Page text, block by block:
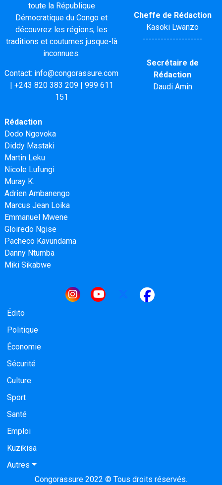
toute la République
Démocratique du Congo et
découvrez les régions, les
traditions et coutumes jusque-là
inconnues.
Contact: info@congorassure.com
| +243 820 383 209| 999 611
151
Cheffe de Rédaction
Kasoki Lwanzo
--------------------
Secrétaire de
Rédaction
Daudi Amin
Rédaction
Dodo Ngovoka
Diddy Mastaki
Martin Leku
Nicole Lufungi
Muray K.
Adrien Ambanengo
Marcus Jean Loika
Emmanuel Mwene
Gloiredo Ngise
Pacheco Kavundama
Danny Ntumba
Miki Sikabwe
Navigation principale
Édito
Politique
Économie
Sécurité
Culture
Sport
Santé
Emploi
Kuzikisa
Autres
Congorassure 2022 © Tous droits réservés.